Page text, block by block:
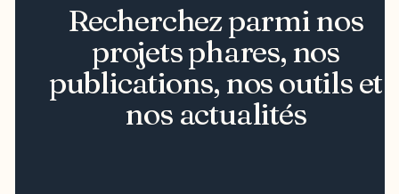
Recherchez parmi nos
projets phares, nos
publications, nos outils et
nos actualités